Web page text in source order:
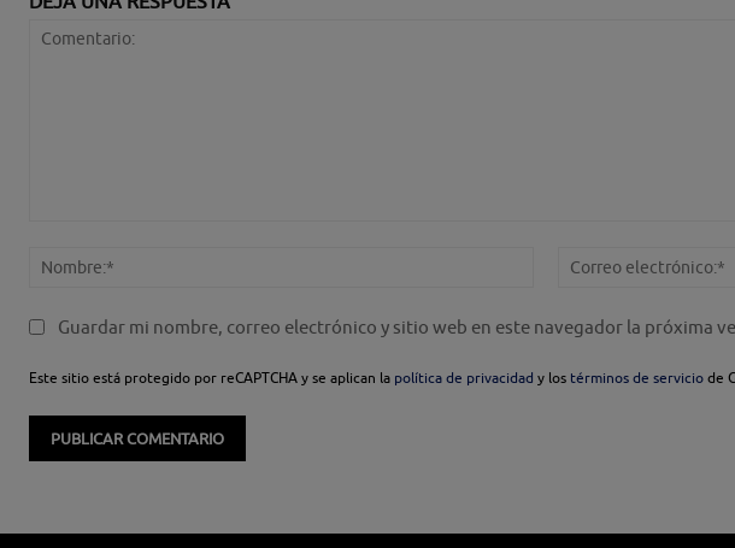
Nombre:*
Guardar mi nombre, correo electrónico y sitio web en este navegador la próxima
Este sitio está protegido por reCAPTCHA y se aplican la política de privacidad y los términos de servicio de